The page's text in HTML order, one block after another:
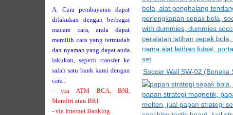
Soccer Wall SW-02 (Boneka
A. Cara pembayaran dapat
dilakukan dengan berbagai
macam cara, anda dapat
memilih cara yang termudah
dan nyaman yang dapat anda
lakukan, seperti transfer ke
salah satu bank kami dengan
cara :
- via ATM BCA, BNI,
Mandiri atau BRI.
- via Internet Banking.